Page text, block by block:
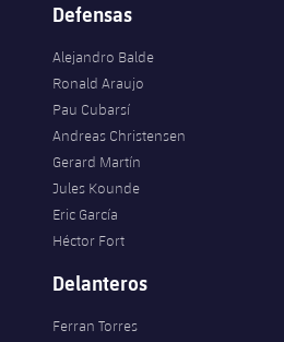
Defensas
Alejandro Balde
Ronald Araujo
Pau Cubarsí
Andreas Christensen
Gerard Martín
Jules Kounde
Eric García
Héctor Fort
Delanteros
Ferran Torres